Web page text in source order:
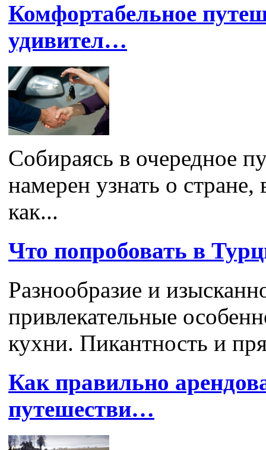
Комфортабельное
удивител…
Собираясь в очередное
намерен узнать о
как...
Что попробовать в
Разнообразие и
привлекательные
кухни. Пикантность и
Как правильно
путешестви…